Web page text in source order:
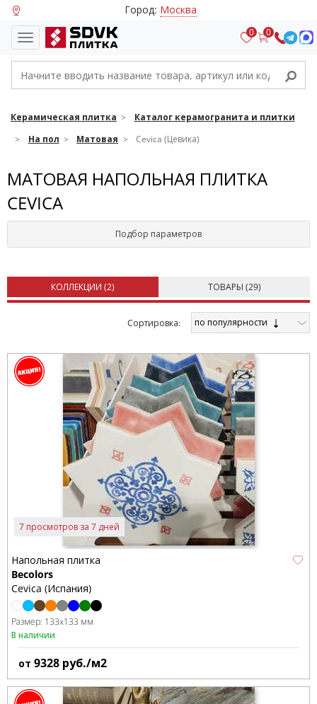
Город: Москва
0 0
Керамическая плитка
Каталог керамогранита и плитки
На пол
Матовая Cevica (Цевика)
МАТОВАЯ НАПОЛЬНАЯ ПЛИТКА
CEVICA
Подбор параметров
КОЛЛЕКЦИИ (2) ТОВАРЫ (29)
Cортировка: по популярности
7 просмотров за 7 дней
Напольная плитка
Becolors
Cevica (Испания)
Размер: 133x133 мм
В наличии
от 9328 руб./м2